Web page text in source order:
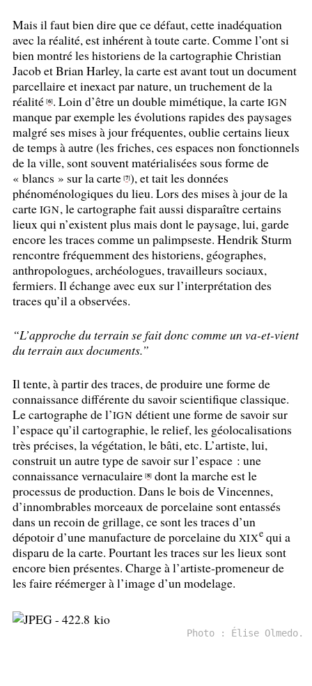
Mais il faut bien dire que ce défaut, cette inadéquation
avec la réalité, est inhérent à toute carte. Comme l’ont si
bien montré les historiens de la cartographie Christian
Jacob et Brian Harley, la carte est avant tout un document
parcellaire et inexact par nature, un truchement de la
réalité [6]. Loin d’être un double mimétique, la carte IGN
manque par exemple les évolutions rapides des paysages
malgré ses mises à jour fréquentes, oublie certains lieux
de temps à autre (les friches, ces espaces non fonctionnels
de la ville, sont souvent matérialisées sous forme de
« blancs » sur la carte [7]), et tait les données
phénoménologiques du lieu. Lors des mises à jour de la
carte IGN, le cartographe fait aussi disparaître certains
lieux qui n’existent plus mais dont le paysage, lui, garde
encore les traces comme un palimpseste. Hendrik Sturm
rencontre fréquemment des historiens, géographes,
anthropologues, archéologues, travailleurs sociaux,
fermiers. Il échange avec eux sur l’interprétation des
traces qu’il a observées.
“L’approche du terrain se fait donc comme un va-et-vient
du terrain aux documents.”
Il tente, à partir des traces, de produire une forme de
connaissance différente du savoir scientifique classique.
Le cartographe de l’IGN détient une forme de savoir sur
l’espace qu’il cartographie, le relief, les géolocalisations
très précises, la végétation, le bâti, etc. L’artiste, lui,
construit un autre type de savoir sur l’espace : une
connaissance vernaculaire [8]dont la marche est le
processus de production. Dans le bois de Vincennes,
d’innombrables morceaux de porcelaine sont entassés
dans un recoin de grillage, ce sont les traces d’un
dépotoir d’une manufacture de porcelaine du XIXequi a
disparu de la carte. Pourtant les traces sur les lieux sont
encore bien présentes. Charge à l’artiste-promeneur de
les faire réémerger à l’image d’un modelage.
Photo : Élise Olmedo.